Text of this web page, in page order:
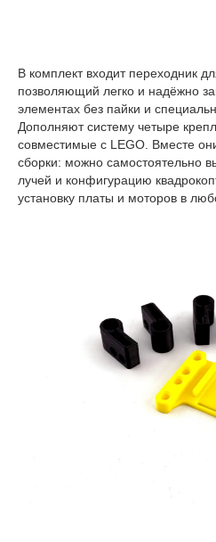
В комплект входит переходник
позволяющий легко и надёжно
элементах без пайки и
Дополняют систему четыре
совместимые с LEGO. Вместе
сборки: можно самостоятельно
лучей и конфигурацию
установку платы и моторов в